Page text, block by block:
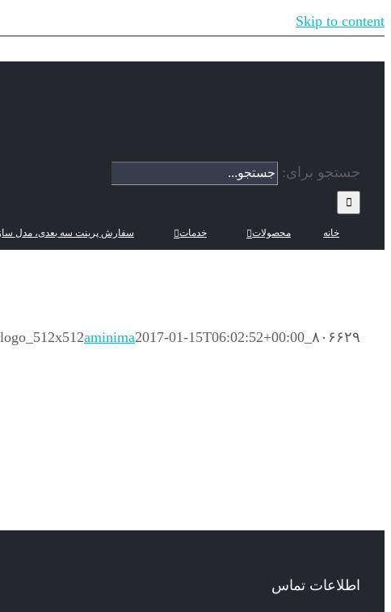
Skip to content
جستجو برای:
خانه محصولات خدمات سفارش پرینت سه بعدی، مدل
۸۰۶۶۲۹_logo_512x512 aminima2017-01-15T06:02:52+00:00
اطلاعات تماس